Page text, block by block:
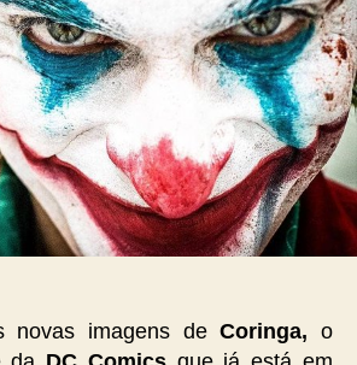
novas imagens deCoringa, o